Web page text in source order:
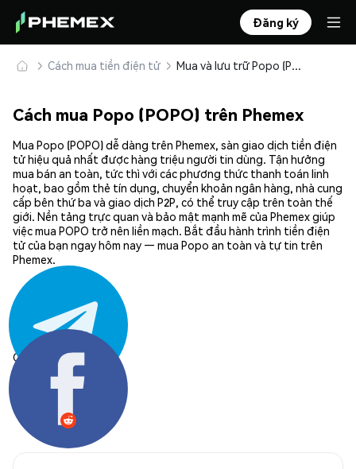
Đăng ký
Cách mua tiền điện tử Mua và lưu trữ Popo (POPO) an toàn
Cách mua Popo (POPO) trên Phemex
Mua Popo (POPO) dễ dàng trên Phemex, sàn giao dịch tiền điện
tử hiệu quả nhất được hàng triệu người tin dùng. Tận hưởng
mua bán an toàn, tức thì với các phương thức thanh toán linh
hoạt, bao gồm thẻ tín dụng, chuyển khoản ngân hàng, nhà cung
cấp bên thứ ba và giao dịch P2P, có thể truy cập trên toàn thế
giới. Nền tảng trực quan và bảo mật mạnh mẽ của Phemex giúp
việc mua POPO trở nên liền mạch. Bắt đầu hành trình tiền điện
tử của bạn ngay hôm nay — mua Popo an toàn và tự tin trên
Phemex.
Chia sẻ: